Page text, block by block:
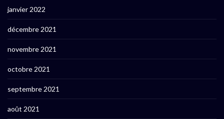
janvier 2022
décembre 2021
novembre 2021
octobre 2021
septembre 2021
août 2021